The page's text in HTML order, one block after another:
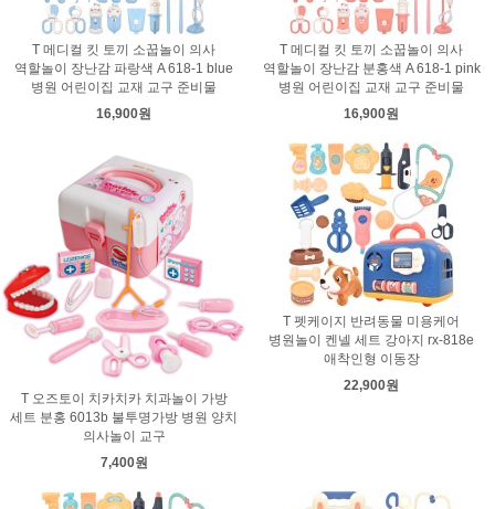
T 메디컬 킷 토끼 소꿉놀이 의사
역할놀이 장난감 파랑색 A 618-1 blue
병원 어린이집 교재 교구 준비물
16,900원
T 메디컬 킷 토끼 소꿉놀이 의사
역할놀이 장난감 분홍색 A 618-1 pink
병원 어린이집 교재 교구 준비물
16,900원
T 오즈토이 치카치카 치과놀이 가방
세트 분홍 6013b 불투명가방 병원 양치
의사놀이 교구
7,400원
T 펫케이지 반려동물 미용케어
병원놀이 켄넬 세트 강아지 rx-818e
애착인형 이동장
22,900원